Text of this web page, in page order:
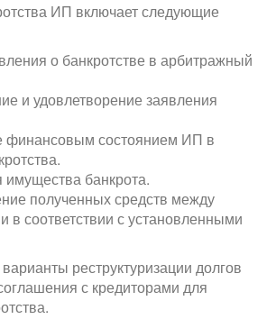
ИП включает следующие
о банкротстве в арбитражный
и удовлетворение заявления
финансовым состоянием ИП в
банкрота.
полученных средств между
в соответствии с установленными
реструктуризации долгов
с кредиторами для